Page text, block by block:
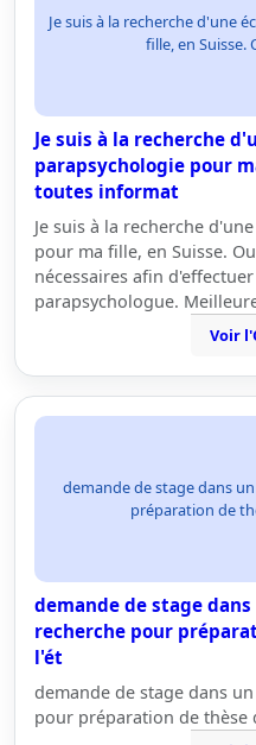
Je suis à la recherche d'une
fille, en
Je suis à la recherche
parapsychologie pour
toutes informat
Je suis à la recherche
pour ma fille, en Suisse.
nécessaires afin
parapsychologue.
Voir
demande de stage dans
préparation de
demande de stage
recherche pour
l'ét
demande de stage dans
pour préparation de thèse